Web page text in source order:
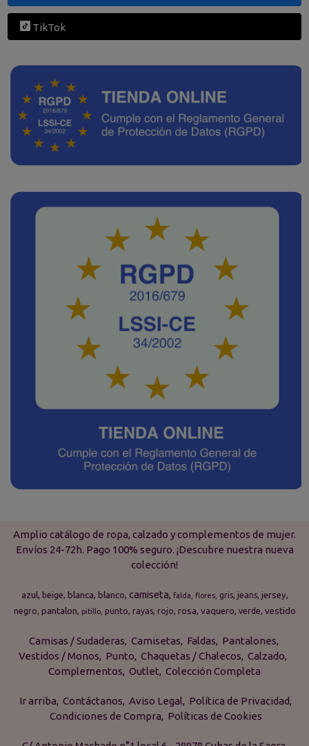
TikTok
Amplio catálogo de ropa, calzado y complementos de mujer.
Envíos 24-72h. Pago 100% seguro. ¡Descubre nuestra nueva
colección!
azul beige blanca blanco camiseta falda flores gris jeans jersey
negro pantalon pitillo punto rayas rojo rosa vaquero verde vestido
Camisas / Sudaderas Camisetas Faldas
Pantalones
Vestidos / Monos
Punto Chaquetas / Chalecos Calzado
Complementos Outlet Colección Completa
Ir arriba Contáctanos Aviso Legal
Política de Privacidad
Condiciones de Compra
Políticas de Cookies